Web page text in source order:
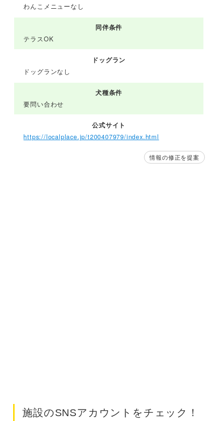
わんこメニューなし
同伴条件
テラスOK
ドッグラン
ドッグランなし
犬種条件
要問い合わせ
公式サイト
https://localplace.jp/t200407979/index.html
情報の修正を提案
施設のSNSアカウントをチェック！